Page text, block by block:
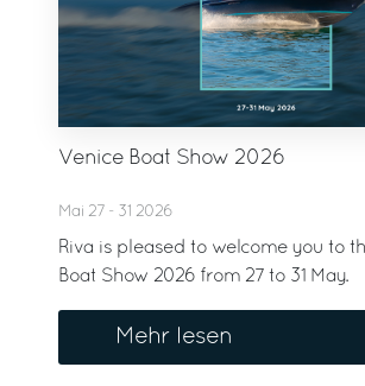
Venice Boat Show 2026
Mai 27 - 31 2026
Riva is pleased to welcome you to
Boat Show 2026 from 27 to 31 May.
Mehr lesen